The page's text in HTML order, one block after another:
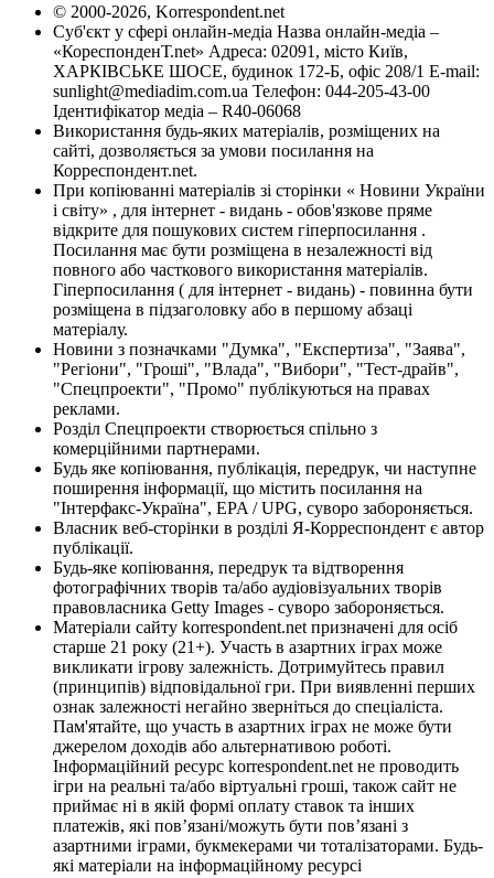
© 2000-2026, Korrespondent.net
Суб'єкт у сфері онлайн-медіа Назва онлайн-медіа –
«КореспонденТ.net» Адреса: 02091, місто Київ,
ХАРКІВСЬКЕ ШОСЕ, будинок 172-Б, офіс 208/1 E-mail:
sunlight@mediadim.com.ua Телефон: 044-205-43-00
Ідентифікатор медіа – R40-06068
Використання будь-яких матеріалів, розміщених на
сайті, дозволяється за умови посилання на
Корреспондент.net.
При копіюванні матеріалів зі сторінки « Новини України
і світу» , для інтернет - видань - обов'язкове пряме
відкрите для пошукових систем гіперпосилання .
Посилання має бути розміщена в незалежності від
повного або часткового використання матеріалів.
Гіперпосилання ( для інтернет - видань) - повинна бути
розміщена в підзаголовку або в першому абзаці
матеріалу.
Новини з позначками "Думка", "Експертиза", "Заява",
"Регіони", "Гроші", "Влада", "Вибори", "Тест-драйв",
"Спецпроекти", "Промо" публікуються на правах
реклами.
Розділ Спецпроекти створюється спільно з
комерційними партнерами.
Будь яке копіювання, публікація, передрук, чи наступне
поширення інформації, що містить посилання на
"Інтерфакс-Україна", EPA / UPG, суворо забороняється.
Власник веб-сторінки в розділі Я-Корреспондент є автор
публікації.
Будь-яке копіювання, передрук та відтворення
фотографічних творів та/або аудіовізуальних творів
правовласника Getty Images - суворо забороняється.
Матеріали сайту korrespondent.net призначені для осіб
старше 21 року (21+). Участь в азартних іграх може
викликати ігрову залежність. Дотримуйтесь правил
(принципів) відповідальної гри. При виявленні перших
ознак залежності негайно зверніться до спеціаліста.
Пам'ятайте, що участь в азартних іграх не може бути
джерелом доходів або альтернативою роботі.
Інформаційний ресурс korrespondent.net не проводить
ігри на реальні та/або віртуальні гроші, також сайт не
приймає ні в якій формі оплату ставок та інших
платежів, які пов’язані/можуть бути пов’язані з
азартними іграми, букмекерами чи тоталізаторами. Будь-
які матеріали на інформаційному ресурсі